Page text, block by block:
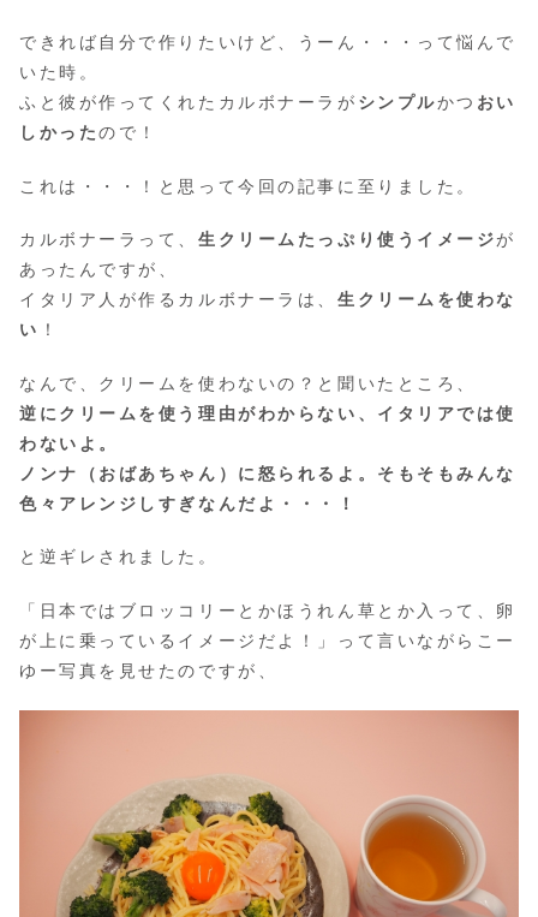
できれば自分で作りたいけど、うーん・・・って悩んで
いた時。
ふと彼が作ってくれたカルボナーラが シンプルかつ おい
しかったので！
これは・・・！と思って今回の記事に至りました。
カルボナーラって、生クリームたっぷり使うイメージが
あったんですが、
イタリア人が作るカルボナーラは、 生クリームを使わな
い ！
なんで、クリームを使わないの？と聞いたところ、
逆にクリームを使う理由がわからない、イタリアでは使
わないよ。
ノンナ（おばあちゃん）に怒られるよ。そもそもみんな
色々アレンジしすぎなんだよ・・・！
と逆ギレされました。
「日本ではブロッコリーとかほうれん草とか入って、卵
が上に乗っているイメージだよ！」って言いながらこー
ゆー写真を見せたのですが、